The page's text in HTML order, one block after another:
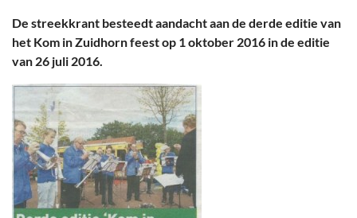
Bedrijven
Prikbord & Aanbiedingen
Plaats bericht
De streekkrant besteedt aandacht aan de derde editie van
het Kom in Zuidhorn feest op 1 oktober 2016 in de editie
van 26 juli 2016.